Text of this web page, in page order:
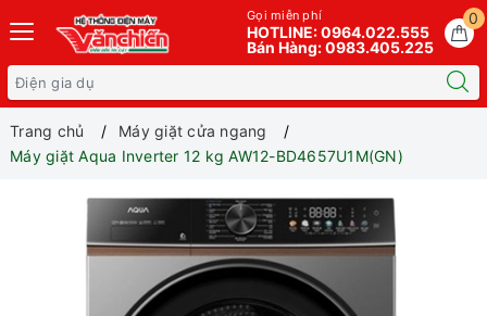
0
Gọi miễn phí
HOTLINE: 0964.022.555
Bán Hàng: 0983.405.225
Trang chủ
Máy giặt cửa ngang
Máy giặt Aqua Inverter 12 kg AW12-BD4657U1M(GN)